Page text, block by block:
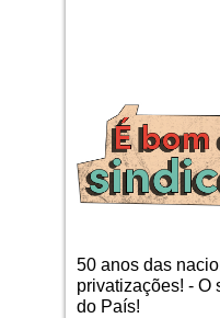
50 anos das
privatizações! - O
do País!